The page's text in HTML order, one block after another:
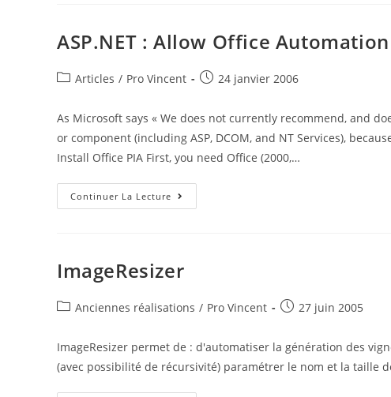
Sur
Un
Anglais
ASP.NET : Allow Office
PostArticles / Pro Vincent
Post24 janvier 2006
As Microsoft says « We does not currently recommend, and
or component (including ASP, DCOM, and NT Services),
Install Office PIA First, you need Office (2000,…
Continuer La Lecture ASP.NET
:
(Primary
ImageResizer
PostAnciennes réalisations / Pro Vincent
Post27 juin 2005
ImageResizer permet de : d'automatiser la génération des
(avec possibilité de récursivité) paramétrer le nom et la taille